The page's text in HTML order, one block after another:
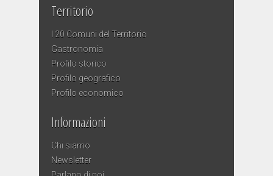
Territorio
I 20 Comuni del Territorio
Gastronomia
Profilo storico
Profilo geografico
Profilo economico
Informazioni
Chi siamo
Newsletter